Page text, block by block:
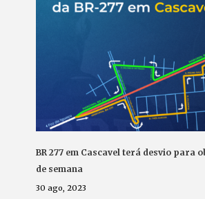
BR 277 em Cascavel terá desvio para
de semana
30 ago, 2023